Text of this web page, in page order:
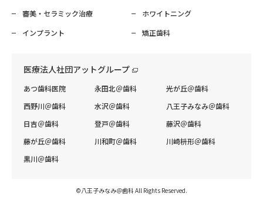
審美・セラミック治療
ホワイトニング
インプラント
矯正歯科
医療法人社団アットグループ
あつ歯科医院 永田北＠歯科
光が丘＠歯科
西野川＠歯科
水沢＠歯科
八王子みなみ＠歯科
日吉＠歯科
登戸＠歯科
藤沢＠歯科
藤が丘＠歯科
川和町＠歯科
川崎枡形＠歯科
黒川＠歯科
©八王子みなみ＠歯科 All Rights Reserved.